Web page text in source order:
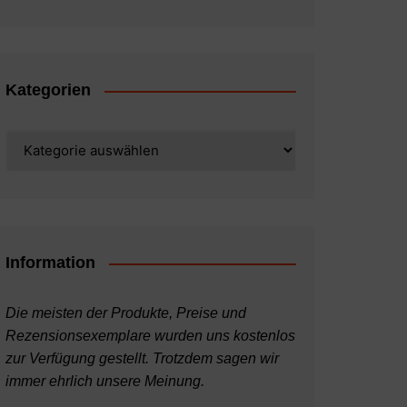
Kategorien
Information
Die meisten der Produkte, Preise und
Rezensionsexemplare wurden uns kostenlos
zur Verfügung gestellt. Trotzdem sagen wir
immer ehrlich unsere Meinung.